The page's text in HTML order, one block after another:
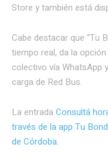
Store y también está
Cabe destacar que “Tu
tiempo real, da la
colectivo vía WhatsApp
carga de Red Bus.
La entrada Consultá
través de la app Tu
de Córdoba.